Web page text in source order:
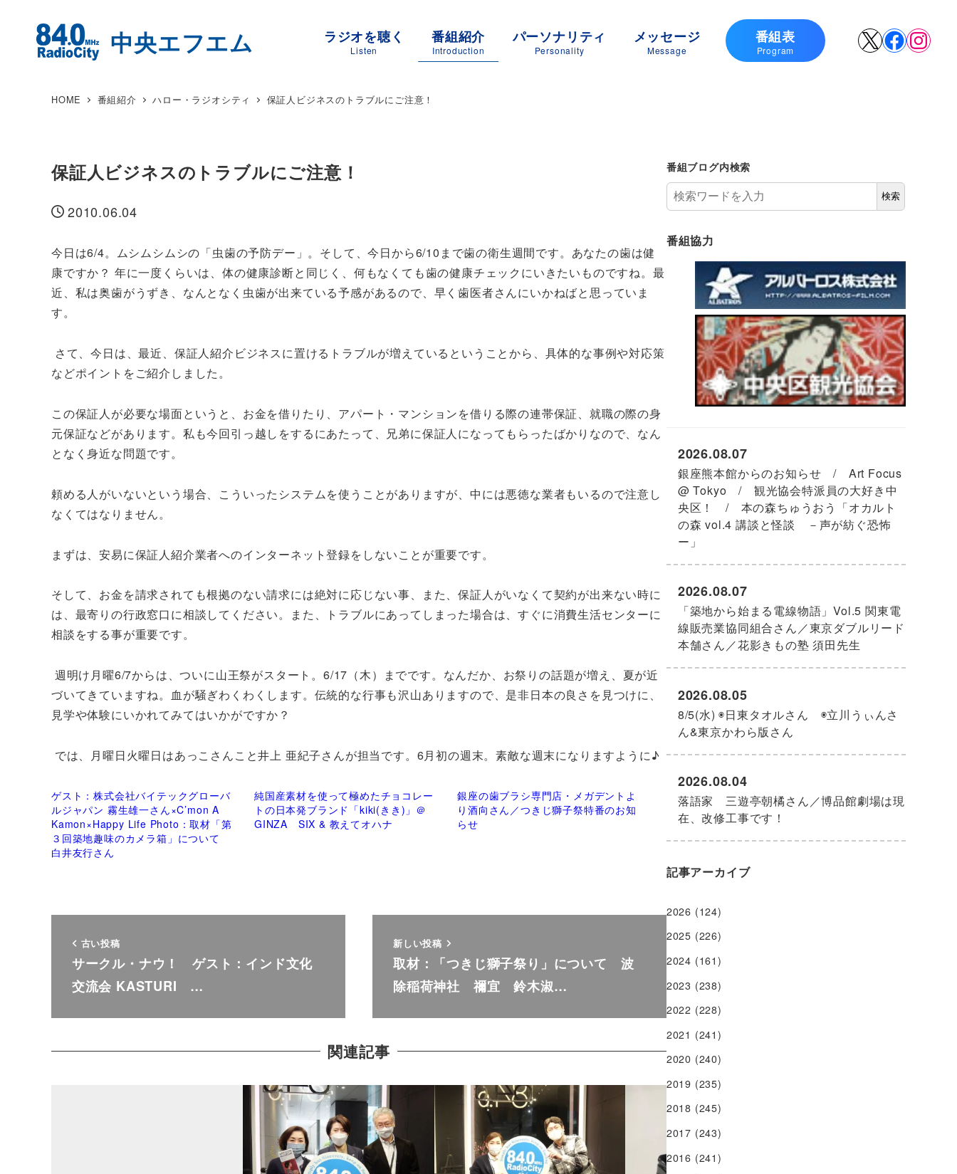
X
ラジオを聴く
Listen
番組紹介
Introduction
パーソナリティ
Personality
メッセージ
Message
番組表
Program
HOME 番組紹介 ハロー・ラジオシティ 保証人ビジネスのトラブルにご注意！
保証人ビジネスのトラブルにご注意！
投稿日
2010.06.04
今日は6/4。ムシムシムシの「虫歯の予防デー」。そして、今日から6/10まで歯の衛生週間です。あなたの歯は健
康ですか？ 年に一度くらいは、体の健康診断と同じく、何もなくても歯の健康チェックにいきたいものですね。最
近、私は奥歯がうずき、なんとなく虫歯が出来ている予感があるので、早く歯医者さんにいかねばと思っていま
す。
さて、今日は、最近、保証人紹介ビジネスに置けるトラブルが増えているということから、具体的な事例や対応策
などポイントをご紹介しました。
この保証人が必要な場面というと、お金を借りたり、アパート・マンションを借りる際の連帯保証、就職の際の身
元保証などがあります。私も今回引っ越しをするにあたって、兄弟に保証人になってもらったばかりなので、なん
となく身近な問題です。
頼める人がいないという場合、こういったシステムを使うことがありますが、中には悪徳な業者もいるので注意し
なくてはなりません。
まずは、安易に保証人紹介業者へのインターネット登録をしないことが重要です。
そして、お金を請求されても根拠のない請求には絶対に応じない事、また、保証人がいなくて契約が出来ない時に
は、最寄りの行政窓口に相談してください。また、トラブルにあってしまった場合は、すぐに消費生活センターに
相談をする事が重要です。
週明け月曜6/7からは、ついに山王祭がスタート。6/17（木）までです。なんだか、お祭りの話題が増え、夏が近
づいてきていますね。血が騒ぎわくわくします。伝統的な行事も沢山ありますので、是非日本の良さを見つけに、
見学や体験にいかれてみてはいかがですか？
では、月曜日火曜日はあっこさんこと井上 亜紀子さんが担当です。6月初の週末。素敵な週末になりますように♪
ゲスト：株式会社バイテックグローバ
ルジャパン 霧生雄一さん×C’mon A
Kamon×Happy Life Photo：取材「第
３回築地趣味のカメラ箱」について
白井友行さん
純国産素材を使って極めたチョコレー
トの日本発ブランド「kiki(きき)」＠
GINZA SIX & 教えてオハナ
銀座の歯ブラシ専門店・メガデントよ
り酒向さん／つきじ獅子祭特番のお知
らせ
古い投稿
サークル・ナウ！ ゲスト：インド文化
交流会 KASTURI …
新しい投稿
取材：「つきじ獅子祭り」について 波
除稲荷神社 禰宜 鈴木淑…
関連記事
番組ブログ内検索
検索
番組協力
銀座熊本館からのお知らせ / Art Focus
@ Tokyo / 観光協会特派員の大好き中
央区！ / 本の森ちゅうおう「オカルト
の森 vol.4 講談と怪談 －声が紡ぐ恐怖
ー」
2026.08.07
「築地から始まる電線物語」Vol.5 関東電
線販売業協同組合さん／東京ダブルリード
本舗さん／花影きもの塾 須田先生
2026.08.07
8/5(水) ◉日東タオルさん ◉立川うぃんさ
ん&東京かわら版さん
2026.08.05
落語家 三遊亭朝橘さん／博品館劇場は現
在、改修工事です！
2026.08.04
記事アーカイブ
2026 (124)
2025 (226)
2024 (161)
2023 (238)
2022 (228)
2021 (241)
2020 (240)
2019 (235)
2018 (245)
2017 (243)
2016 (241)